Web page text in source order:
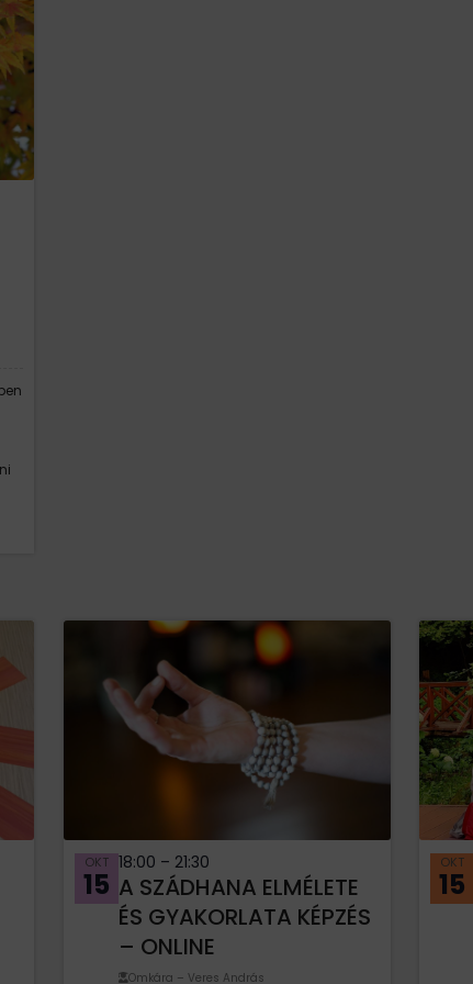
OKT
15
18:00 – 21:30
A SZÁDHANA ELMÉLETE
ÉS GYAKORLATA KÉPZÉS
– ONLINE
Omkára – Veres András
OKT
15